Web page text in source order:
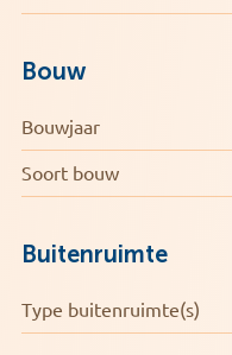
Bouw
Bouwjaar
Soort bouw
Buitenruimte
Type buitenruimte(s)